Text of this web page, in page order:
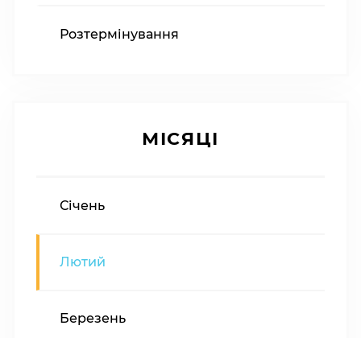
Розтермінування
МІСЯЦІ
Січень
Лютий
Березень